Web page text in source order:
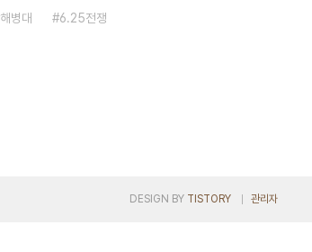
해병대 6.25전쟁
DESIGN BY TISTORY 관리자